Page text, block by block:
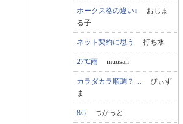
ホークス格の違い↓ おじま
る子
ネット契約に思う 打ち水
27℃雨 muusan
カラダカラ順調？ ...
ぴぃず
ま
8/5 つかっと